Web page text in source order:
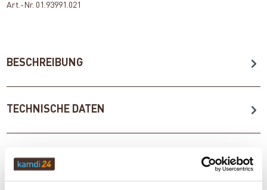
Art.-Nr. 01.93991.021
BESCHREIBUNG
TECHNISCHE DATEN
BEWERTUNGEN (0)